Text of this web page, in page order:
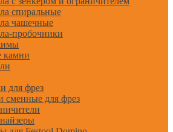
спиральные
чашечные
пробочники
камни
для фрез
сменные для фрез